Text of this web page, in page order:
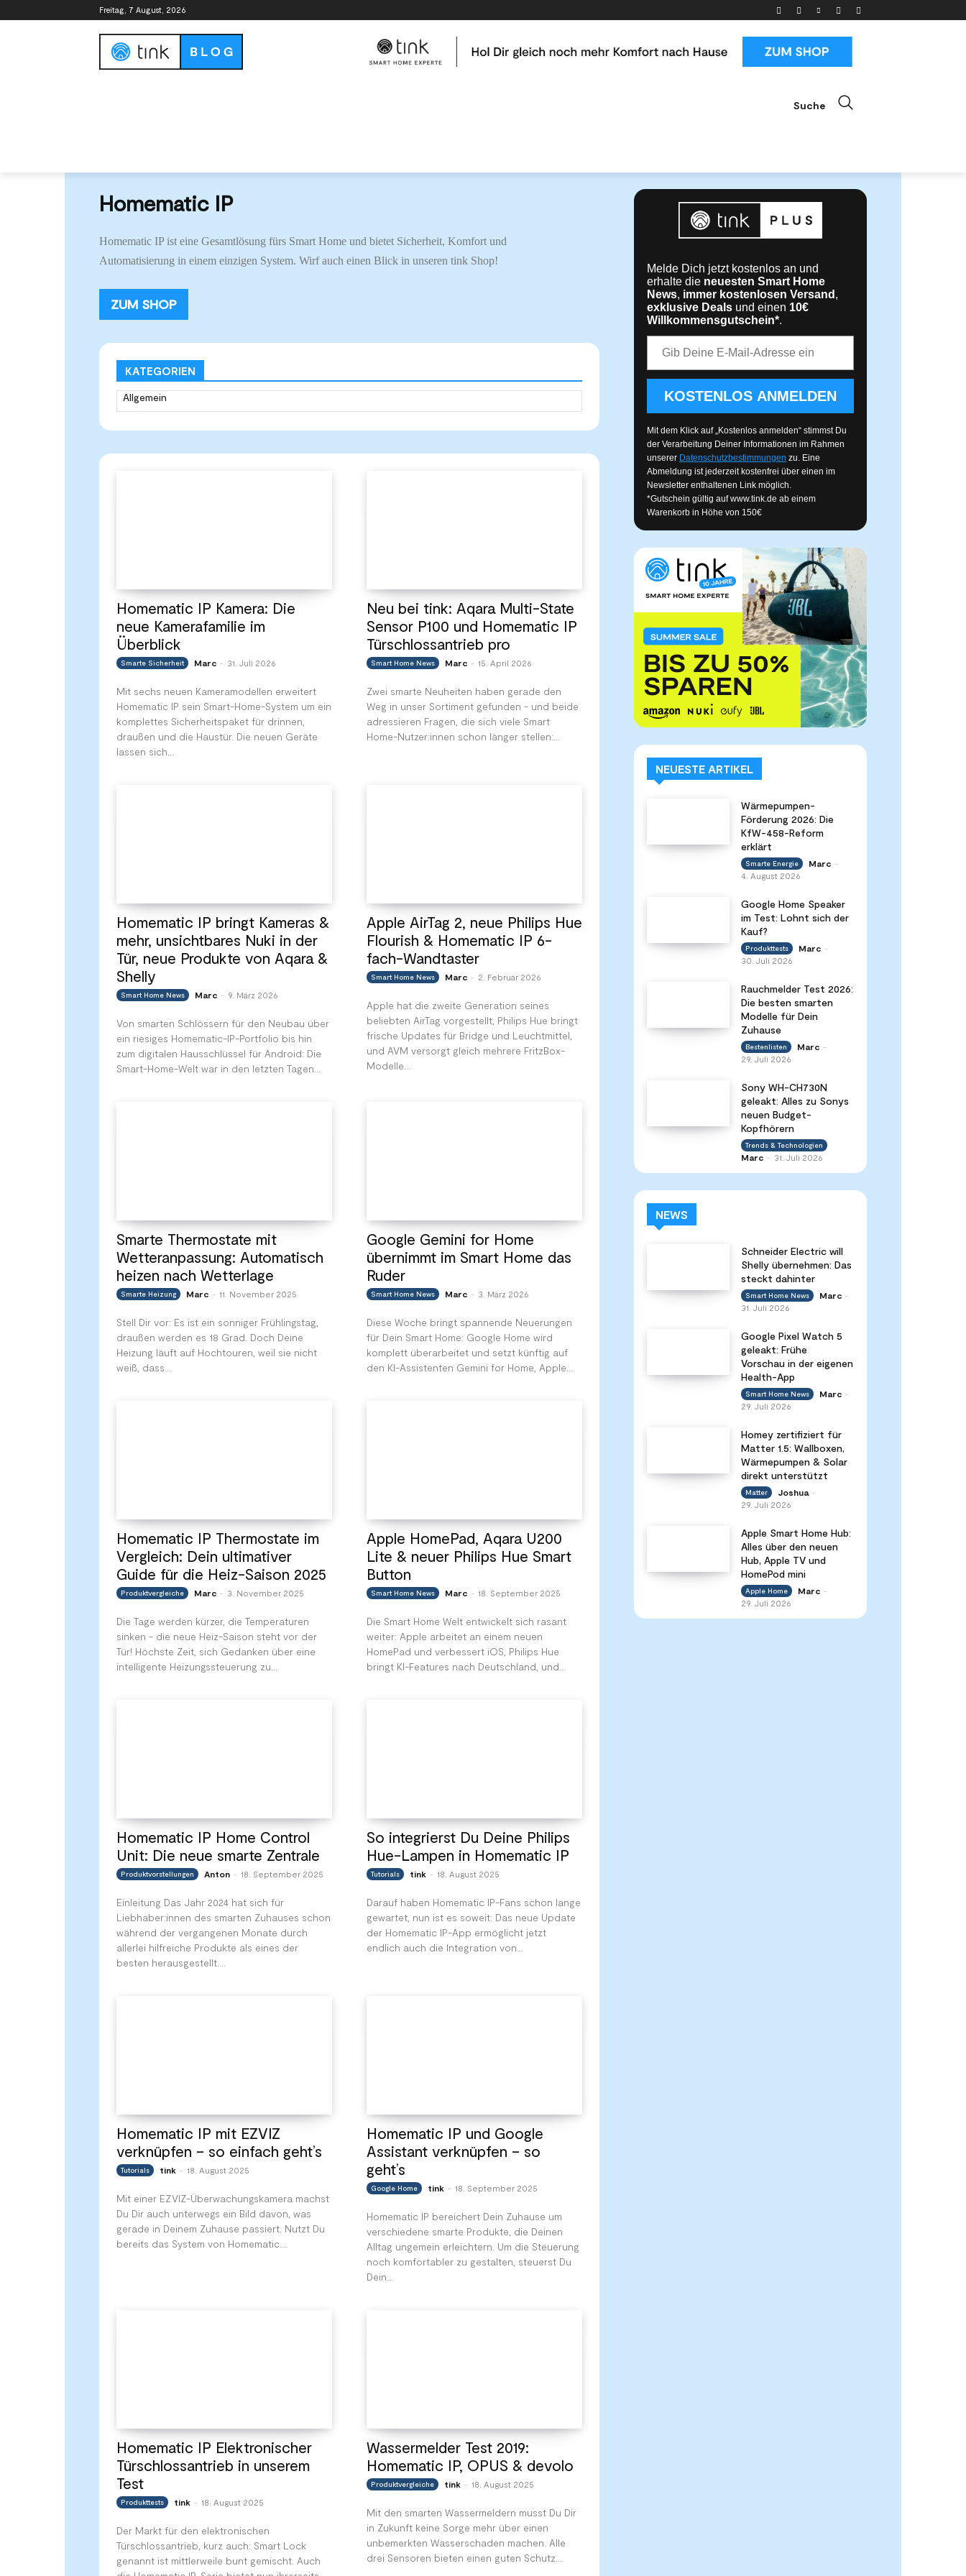
Freitag, 7 August, 2026
Suche
Start
Homematic IP
Homematic IP ist eine Gesamtlösung fürs Smart Home und bietet Sicherheit, Komfort und
Automatisierung in einem einzigen System. Wirf auch einen Blick in unseren tink Shop!
ZUM SHOP
KATEGORIEN
Homematic IP Kamera: Die
neue Kamerafamilie im
Überblick
Smarte Sicherheit Marc - 31. Juli 2026
Mit sechs neuen Kameramodellen erweitert
Homematic IP sein Smart-Home-System um ein
komplettes Sicherheitspaket für drinnen,
draußen und die Haustür. Die neuen Geräte
lassen sich...
Neu bei tink: Aqara Multi-State
Sensor P100 und Homematic IP
Türschlossantrieb pro
Smart Home News Marc - 15. April 2026
Zwei smarte Neuheiten haben gerade den
Weg in unser Sortiment gefunden - und beide
adressieren Fragen, die sich viele Smart
Home-Nutzer:innen schon länger stellen:...
Homematic IP bringt Kameras &
mehr, unsichtbares Nuki in der
Tür, neue Produkte von Aqara &
Shelly
Smart Home News Marc - 9. März 2026
Von smarten Schlössern für den Neubau über
ein riesiges Homematic-IP-Portfolio bis hin
zum digitalen Hausschlüssel für Android: Die
Smart-Home-Welt war in den letzten Tagen...
Apple AirTag 2, neue Philips Hue
Flourish & Homematic IP 6-
fach-Wandtaster
Smart Home News Marc - 2. Februar 2026
Apple hat die zweite Generation seines
beliebten AirTag vorgestellt, Philips Hue bringt
frische Updates für Bridge und Leuchtmittel,
und AVM versorgt gleich mehrere FritzBox-
Modelle...
Smarte Thermostate mit
Wetteranpassung: Automatisch
heizen nach Wetterlage
Smarte Heizung Marc - 11. November 2025
Stell Dir vor: Es ist ein sonniger Frühlingstag,
draußen werden es 18 Grad. Doch Deine
Heizung läuft auf Hochtouren, weil sie nicht
weiß, dass...
Google Gemini for Home
übernimmt im Smart Home das
Ruder
Smart Home News Marc - 3. März 2026
Diese Woche bringt spannende Neuerungen
für Dein Smart Home: Google Home wird
komplett überarbeitet und setzt künftig auf
den KI-Assistenten Gemini for Home, Apple...
Homematic IP Thermostate im
Vergleich: Dein ultimativer
Guide für die Heiz-Saison 2025
Produktvergleiche Marc - 3. November 2025
Die Tage werden kürzer, die Temperaturen
sinken - die neue Heiz-Saison steht vor der
Tür! Höchste Zeit, sich Gedanken über eine
intelligente Heizungssteuerung zu...
Apple HomePad, Aqara U200
Lite & neuer Philips Hue Smart
Button
Smart Home News Marc - 18. September 2025
Die Smart Home Welt entwickelt sich rasant
weiter: Apple arbeitet an einem neuen
HomePad und verbessert iOS, Philips Hue
bringt KI-Features nach Deutschland, und...
Homematic IP Home Control
Unit: Die neue smarte Zentrale
Produktvorstellungen Anton - 18. September 2025
Einleitung Das Jahr 2024 hat sich für
Liebhaber:innen des smarten Zuhauses schon
während der vergangenen Monate durch
allerlei hilfreiche Produkte als eines der
besten herausgestellt....
So integrierst Du Deine Philips
Hue-Lampen in Homematic IP
Tutorials tink - 18. August 2025
Darauf haben Homematic IP-Fans schon lange
gewartet, nun ist es soweit: Das neue Update
der Homematic IP-App ermöglicht jetzt
endlich auch die Integration von...
Homematic IP mit EZVIZ
verknüpfen – so einfach geht’s
Tutorials tink - 18. August 2025
Mit einer EZVIZ-Überwachungskamera machst
Du Dir auch unterwegs ein Bild davon, was
gerade in Deinem Zuhause passiert. Nutzt Du
bereits das System von Homematic...
Homematic IP und Google
Assistant verknüpfen – so
geht’s
Google Home tink - 18. September 2025
Homematic IP bereichert Dein Zuhause um
verschiedene smarte Produkte, die Deinen
Alltag ungemein erleichtern. Um die Steuerung
noch komfortabler zu gestalten, steuerst Du
Dein...
Homematic IP Elektronischer
Türschlossantrieb in unserem
Test
Produkttests tink - 18. August 2025
Der Markt für den elektronischen
Türschlossantrieb, kurz auch: Smart Lock
genannt ist mittlerweile bunt gemischt. Auch
Wassermelder Test 2019:
Homematic IP, OPUS & devolo
Produktvergleiche tink - 18. August 2025
Mit den smarten Wassermeldern musst Du Dir
in Zukunft keine Sorge mehr über einen
unbemerkten Wasserschaden machen. Alle
drei Sensoren bieten einen guten Schutz...
Melde Dich jetzt kostenlos an und
erhalte die neuesten Smart Home
News, immer kostenlosen Versand ,
exklusive Deals und einen 10€
Willkommensgutschein*.
KOSTENLOS ANMELDEN
Mit dem Klick auf „Kostenlos anmelden“ stimmst Du
der Verarbeitung Deiner Informationen im Rahmen
unserer Datenschutzbestimmungen zu. Eine
Abmeldung ist jederzeit kostenfrei über einen im
Newsletter enthaltenen Link möglich.
*Gutschein gültig aufwww.tink.de ab einem
Warenkorb in Höhe von 150€
NEUESTE ARTIKEL
Wärmepumpen-
Förderung 2026: Die
KfW-458-Reform
erklärt
Smarte Energie Marc -
4. August 2026
Google Home Speaker
im Test: Lohnt sich der
Kauf?
Produkttests Marc -
30. Juli 2026
Rauchmelder Test 2026:
Die besten smarten
Modelle für Dein
Zuhause
Bestenlisten Marc -
29. Juli 2026
Sony WH-CH730N
geleakt: Alles zu Sonys
neuen Budget-
Kopfhörern
Trends & Technologien
Marc - 31. Juli 2026
NEWS
Schneider Electric will
Shelly übernehmen: Das
steckt dahinter
Smart Home News Marc -
31. Juli 2026
Google Pixel Watch 5
geleakt: Frühe
Vorschau in der eigenen
Health-App
Smart Home News Marc -
29. Juli 2026
Homey zertifiziert für
Matter 1.5: Wallboxen,
Wärmepumpen & Solar
direkt unterstützt
Matter Joshua -
29. Juli 2026
Apple Smart Home Hub:
Alles über den neuen
Hub, Apple TV und
HomePod mini
Apple Home Marc -
29. Juli 2026